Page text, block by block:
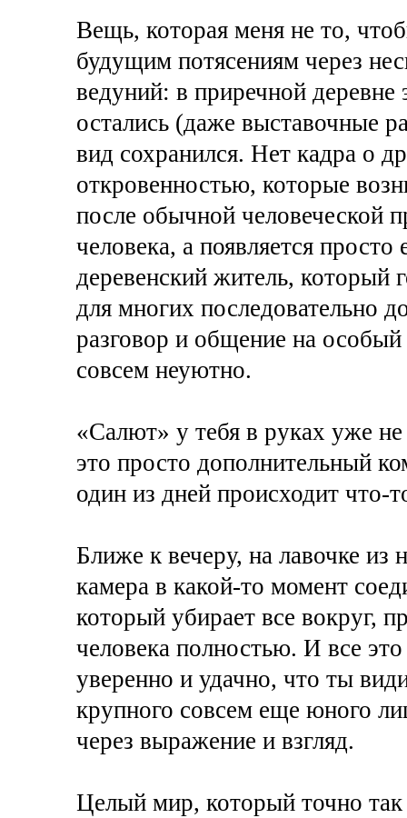
Вещь, которая меня не то,
будущим потясениям через
ведуний: в приречной
остались (даже выставочные
вид сохранился. Нет кадра о
откровенностью, которые
после обычной человеческой
человека, а появляется
деревенский житель,
для многих последовательно
разговор и общение на
совсем неуютно.
«Салют» у тебя в руках уже
это просто дополнительный
один из дней происходит что-
Ближе к вечеру, на лавочке
камера в какой-то момент
который убирает все вокруг,
человека полностью. И все
уверенно и удачно, что ты
крупного совсем еще юного
через выражение и взгляд.
Целый мир, который точно так